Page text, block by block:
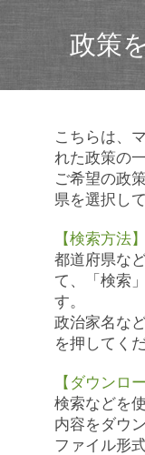
政策
こちらは、
れた政策の
ご希望の政
県を選択し
【検索方法】
都道府県な
て、「検索
す。
政治家名な
を押してく
【ダウンロ
検索などを
内容をダウ
ファイル形